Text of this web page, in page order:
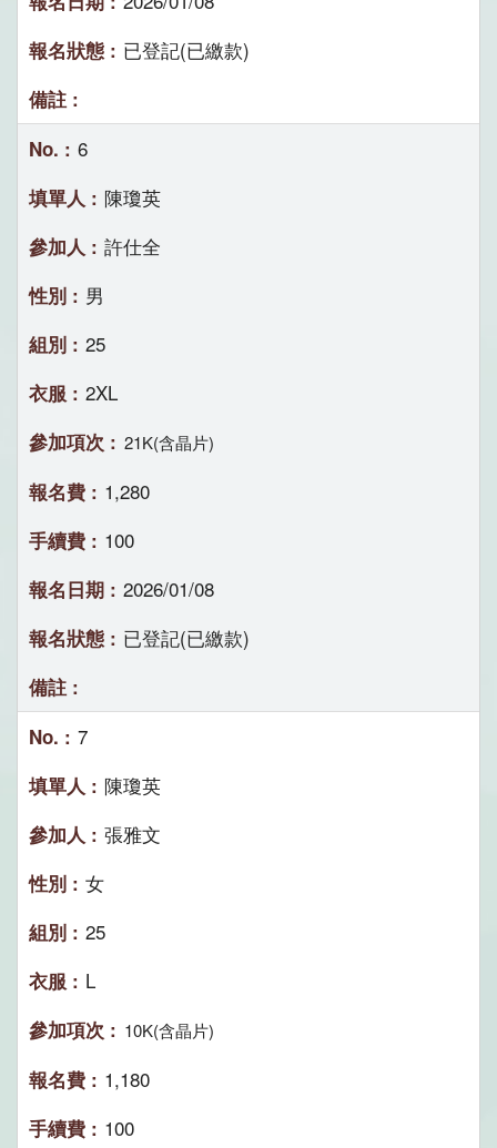
已登記(已繳款)
6
陳瓊英
許仕全
男
25
2XL
21K(含晶片)
1,280
100
2026/01/08
已登記(已繳款)
7
陳瓊英
張雅文
女
25
L
10K(含晶片)
1,180
100